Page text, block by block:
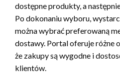
dostępne produkty, a
Po dokonaniu wyboru,
można wybrać preferowaną
dostawy. Portal oferuje różne
że zakupy są wygodne i
klientów.